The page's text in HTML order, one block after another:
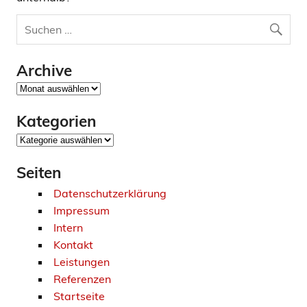
Archive
Archive
Kategorien
Kategorien
Seiten
Datenschutzerklärung
Impressum
Intern
Kontakt
Leistungen
Referenzen
Startseite